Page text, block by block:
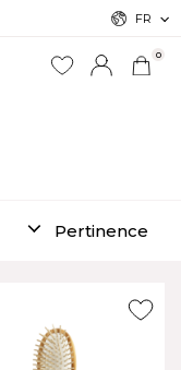
0
FR
Pertinence